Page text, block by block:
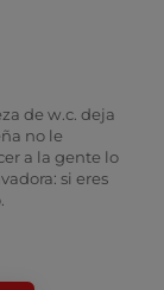
de w.c. deja
no le
a la gente lo
si eres